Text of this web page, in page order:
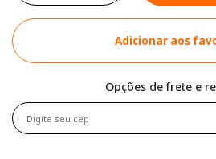
Adicionar aos
Opções de frete e